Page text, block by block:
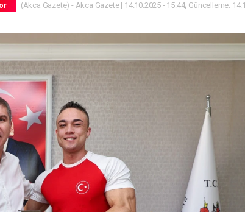
(Akca Gazete) - Akca Gazete | 14.10.2025 - 15:44, Güncelleme: